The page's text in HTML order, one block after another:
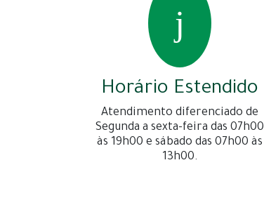
Horário Estendido
Atendimento diferenciado de
Segunda a sexta-feira das 07h00
às 19h00 e sábado das 07h00 às
13h00.